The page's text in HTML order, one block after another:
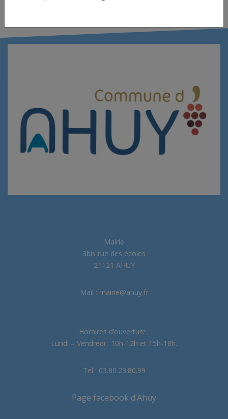
Mairie
3bis rue des écoles
21121 AHUY
Mail : mairie@ahuy.fr
Horaires d’ouverture :
Lundi – Vendredi : 10h-12h et 15h-18h.
Tel : 03.80.23.80.99
Page facebook d’Ahuy